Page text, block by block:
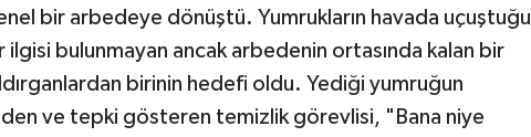
bir arbedeye dönüştü. Yumrukların havada uçuştuğu
ilgisi bulunmayan ancak arbedenin ortasında kalan bir
birinin hedefi oldu. Yediği yumruğun
ve tepki gösteren temizlik görevlisi, "Bana niye